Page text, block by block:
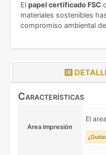
El papel certificado FSC
materiales sostenibles
compromiso ambiental
Características
Area impresión
El